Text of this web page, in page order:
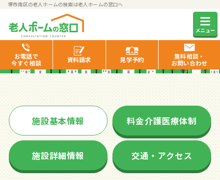
堺市南区の老人ホームの検索は老人ホームの窓口へ
メニュー
お電話で
今すぐ相談
資料請求 見学予約
無料相談・
お問い合わせ
グッドタイム リビング 泉
北泉ヶ丘
施設基本情報 料金介護医療体制
施設詳細情報 交通・アクセス